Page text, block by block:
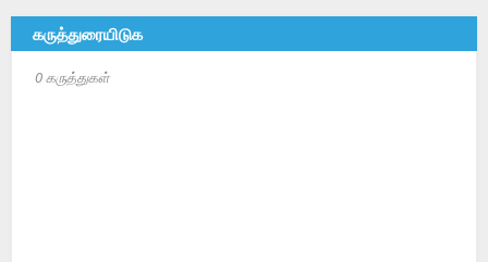
கருத்துரையிடுக
0 கருத்துகள்